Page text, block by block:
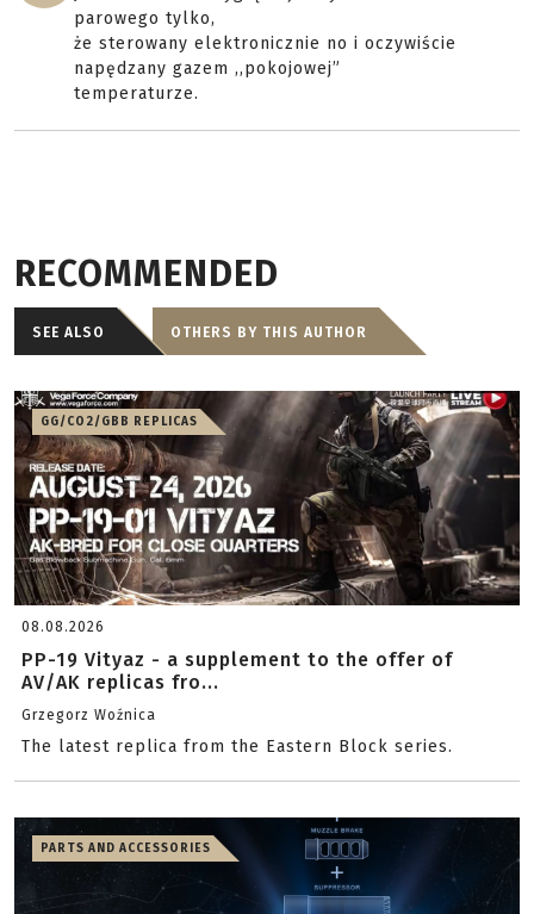
parowego tylko,
że sterowany elektronicznie no i oczywiście
napędzany gazem ,,pokojowej”
temperaturze.
RECOMMENDED
SEE ALSO OTHERS BY THIS AUTHOR
GG/CO2/GBB REPLICAS
08.08.2026
PP-19 Vityaz - a supplement to the offer of
AV/AK replicas fro...
Grzegorz Woźnica
The latest replica from the Eastern Block series.
PARTS AND ACCESSORIES